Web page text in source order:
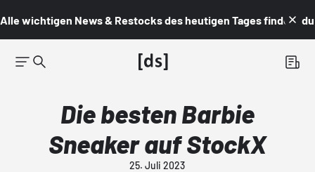
Alle wichtigen News & Restocks des heutigen Tages findest du
Die besten Barbie
Sneaker auf StockX
25. Juli 2023